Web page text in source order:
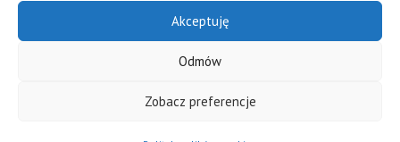
Akceptuję
Odmów
Zobacz preferencje
Klauzula informacyjna RODO